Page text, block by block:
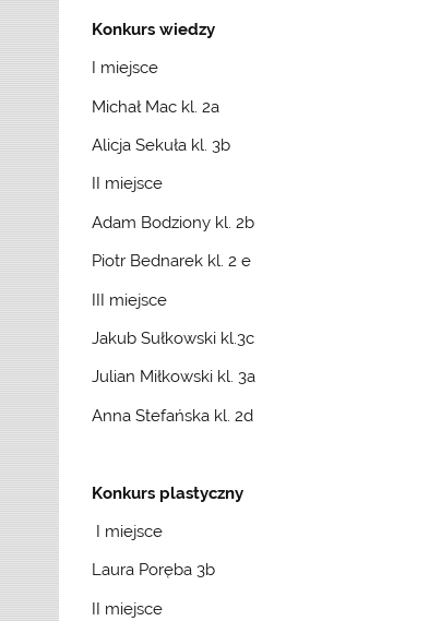
Konkurs wiedzy
I miejsce
Michał Mac kl. 2a
Alicja Sekuła kl. 3b
II miejsce
Adam Bodziony kl. 2b
Piotr Bednarek kl. 2 e
III miejsce
Jakub Sułkowski kl.3c
Julian Miłkowski kl. 3a
Anna Stefańska kl. 2d
Konkurs plastyczny
I miejsce
Laura Poręba 3b
II miejsce